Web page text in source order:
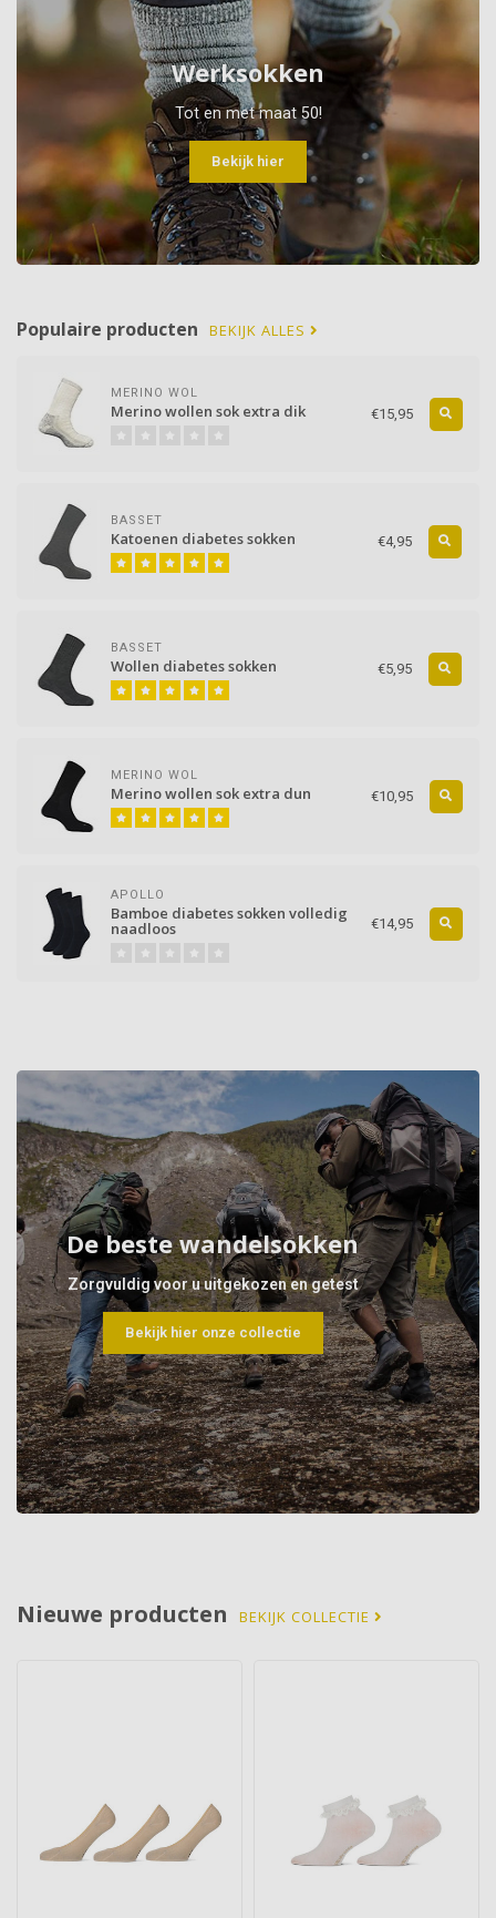
Werksokken
Tot en met maat 50!
Bekijk hier
Populaire producten BEKIJK ALLES
MERINO WOL
Merino wollen sok extra dik €15,95
BASSET
Katoenen diabetes sokken €4,95
BASSET
Wollen diabetes sokken €5,95
MERINO WOL
Merino wollen sok extra dun €10,95
APOLLO
Bamboe diabetes sokken volledig
naadloos €14,95
De beste wandelsokken
Zorgvuldig voor u uitgekozen en getest
Bekijk hier onze collectie
Nieuwe producten BEKIJK COLLECTIE